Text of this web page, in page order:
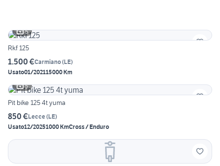
5
Rkf 125
1.500 €Carmiano(LE)
Usato01/202115000 Km
5
Pit bike 125 4t yuma
850 €Lecce(LE)
Usato12/20251000 KmCross / Enduro